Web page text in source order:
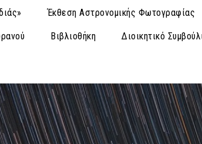
Έκθεση Αστρονομικής Φωτογραφίας
Βιβλιοθήκη Διοικητικό